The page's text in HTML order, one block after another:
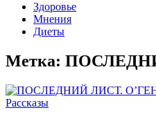
Здоровье
Мнения
Диеты
Метка:
Рассказы